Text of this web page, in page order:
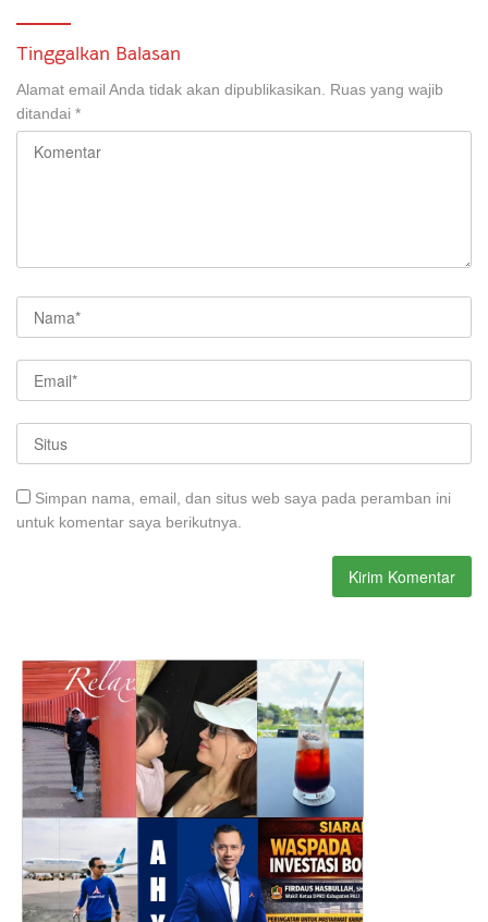
Tinggalkan Balasan
Alamat email Anda tidak akan dipublikasikan. Ruas yang wajib
ditandai *
Simpan nama, email, dan situs web saya pada peramban ini
untuk komentar saya berikutnya.